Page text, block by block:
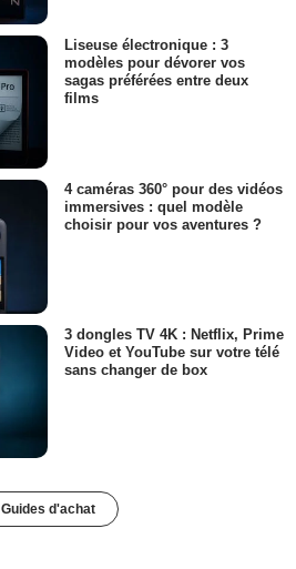
Liseuse électronique : 3
modèles pour dévorer vos
sagas préférées entre deux
films
4 caméras 360° pour des vidéos
immersives : quel modèle
choisir pour vos aventures ?
3 dongles TV 4K : Netflix, Prime
Video et YouTube sur votre télé
sans changer de box
Guides d'achat